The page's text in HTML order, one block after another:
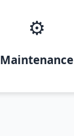
⚙️
Maintenance